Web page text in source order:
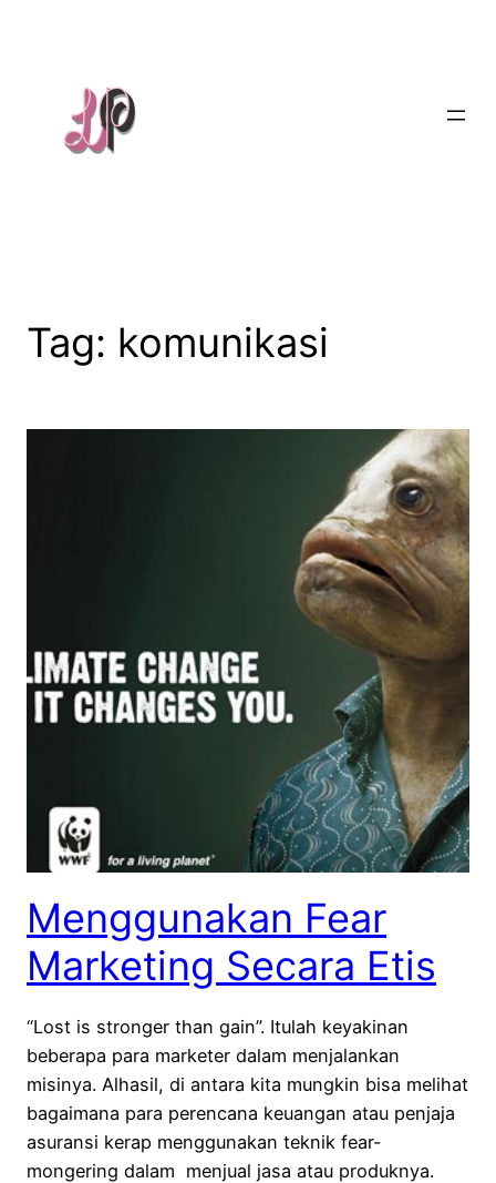
Tag: komunikasi
Menggunakan Fear
Marketing Secara Etis
“Lost is stronger than gain”. Itulah keyakinan
beberapa para marketer dalam menjalankan
misinya. Alhasil, di antara kita mungkin bisa melihat
bagaimana para perencana keuangan atau penjaja
asuransi kerap menggunakan teknik fear-
mongering dalam menjual jasa atau produknya.